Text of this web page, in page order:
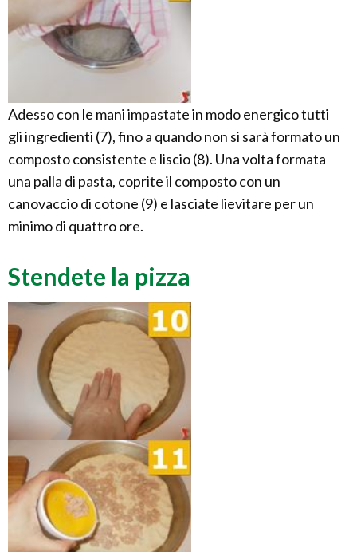
Adesso con le mani impastate in modo energico tutti
gli ingredienti (7), fino a quando non si sarà formato un
composto consistente e liscio (8). Una volta formata
una palla di pasta, coprite il composto con un
canovaccio di cotone (9) e lasciate lievitare per un
minimo di quattro ore.
Stendete la pizza